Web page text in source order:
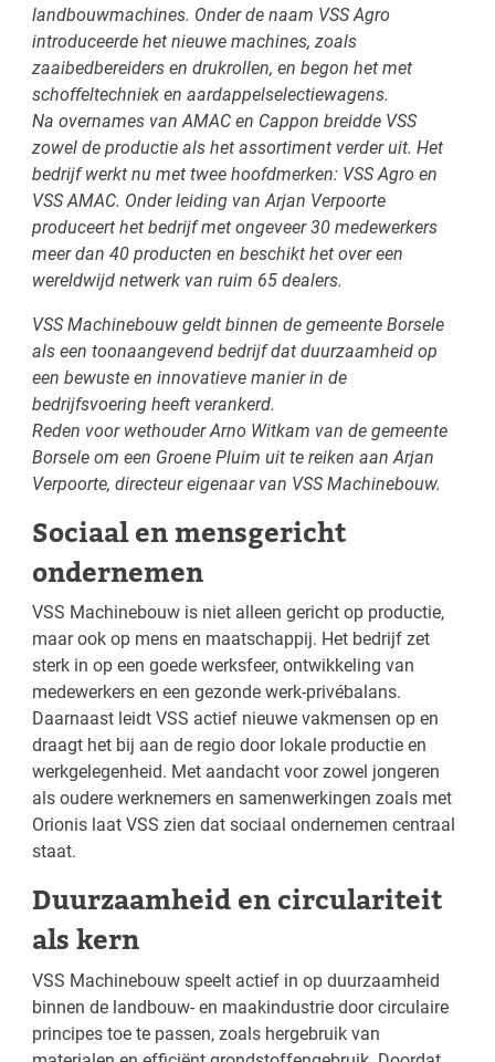
landbouwmachines. Onder de naam VSS Agro
introduceerde het nieuwe machines, zoals
zaaibedbereiders en drukrollen, en begon het met
schoffeltechniek en aardappelselectiewagens.
Na overnames van AMAC en Cappon breidde VSS
zowel de productie als het assortiment verder uit. Het
bedrijf werkt nu met twee hoofdmerken: VSS Agro en
VSS AMAC. Onder leiding van Arjan Verpoorte
produceert het bedrijf met ongeveer 30 medewerkers
meer dan 40 producten en beschikt het over een
wereldwijd netwerk van ruim 65 dealers.
VSS Machinebouw geldt binnen de gemeente Borsele
als een toonaangevend bedrijf dat duurzaamheid op
een bewuste en innovatieve manier in de
bedrijfsvoering heeft verankerd.
Reden voor wethouder Arno Witkam van de gemeente
Borsele om een Groene Pluim uit te reiken aan Arjan
Verpoorte, directeur eigenaar van VSS Machinebouw.
Sociaal en mensgericht
ondernemen
VSS Machinebouw is niet alleen gericht op productie,
maar ook op mens en maatschappij. Het bedrijf zet
sterk in op een goede werksfeer, ontwikkeling van
medewerkers en een gezonde werk-privébalans.
Daarnaast leidt VSS actief nieuwe vakmensen op en
draagt het bij aan de regio door lokale productie en
werkgelegenheid. Met aandacht voor zowel jongeren
als oudere werknemers en samenwerkingen zoals met
Orionis laat VSS zien dat sociaal ondernemen centraal
staat.
Duurzaamheid en circulariteit
als kern
VSS Machinebouw speelt actief in op duurzaamheid
binnen de landbouw- en maakindustrie door circulaire
principes toe te passen, zoals hergebruik van